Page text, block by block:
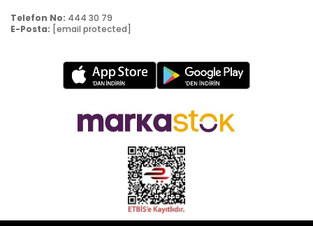
Telefon No: 444 30 79
E-Posta: [email protected]